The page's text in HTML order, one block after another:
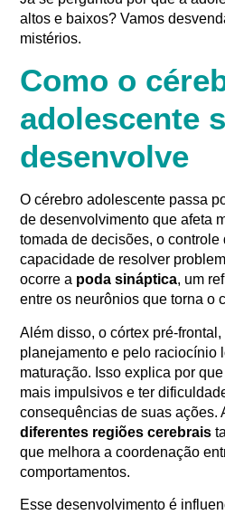
altos e baixos? Vamos
mistérios.
Como o
adolescente
desenvolve
O cérebro adolescente passa
de desenvolvimento que afeta
tomada de decisões, o controle
capacidade de resolver
ocorre a poda sináptica, um
entre os neurônios que torna o
Além disso, o córtex pré-
planejamento e pelo raciocínio
maturação. Isso explica por
mais impulsivos e ter
consequências de suas ações.
diferentes regiões cerebrais
que melhora a coordenação
comportamentos.
Esse desenvolvimento é